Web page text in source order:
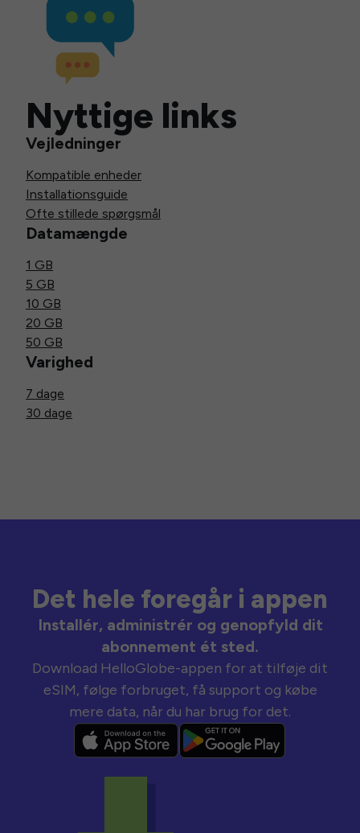
Nyttige links
Vejledninger
Kompatible enheder
Installationsguide
Ofte stillede spørgsmål
Datamængde
1 GB
5 GB
10 GB
20 GB
50 GB
Varighed
7 dage
30 dage
Det hele foregår i appen
Installér, administrér og genopfyld dit
abonnement ét sted.
Download HelloGlobe-appen for at tilføje dit
eSIM, følge forbruget, få support og købe
mere data, når du har brug for det.